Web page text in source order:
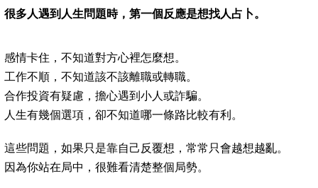
很多人遇到人生問題時，第一個反應是想找人占卜。
感情卡住，不知道對方心裡怎麼想。
工作不順，不知道該不該離職或轉職。
合作投資有疑慮，擔心遇到小人或詐騙。
人生有幾個選項，卻不知道哪一條路比較有利。
這些問題，如果只是靠自己反覆想，常常只會越想越亂。
因為你站在局中，很難看清楚整個局勢。